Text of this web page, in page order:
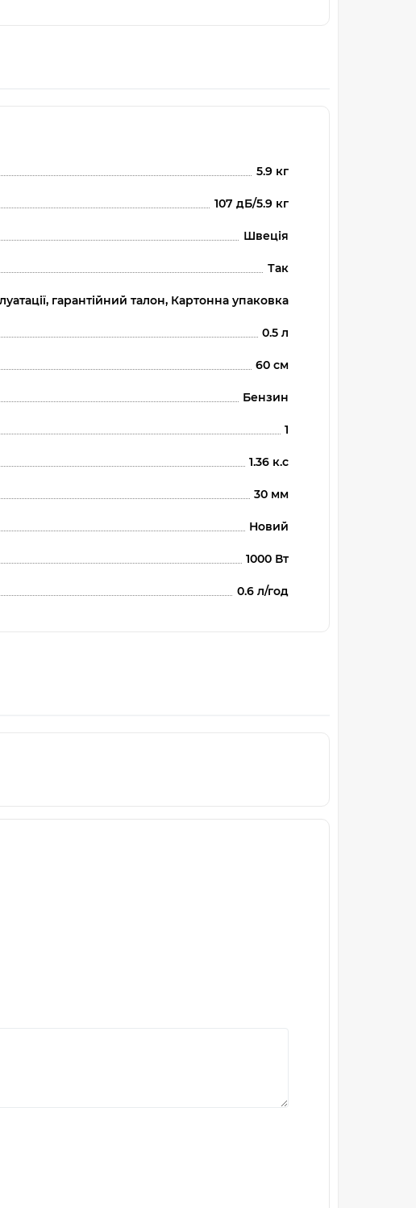
5.9 кг
107 дБ/5.9 кг
Швеція
Так
гарантійний талон, Картонна упаковка
0.5 л
60 см
Бензин
1
1.36 к.с
30 мм
Новий
1000 Вт
0.6 л/год